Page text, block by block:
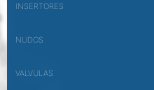
INSERTORES
NUDOS
VALVULAS